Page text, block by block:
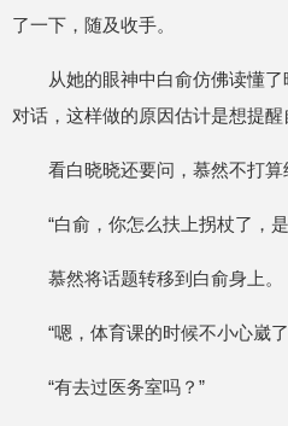
了一下，随及收手。
从她的眼神中白俞仿佛读懂
对话，这样做的原因估计是想提醒
看白晓晓还要问，慕然不打算
“白俞，你怎么扶上拐杖了，
慕然将话题转移到白俞身上。
“嗯，体育课的时候不小心崴
“有去过医务室吗？”